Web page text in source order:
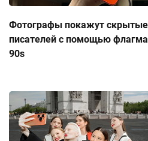
Фотографы покажут скрытые
писателей с помощью
90s